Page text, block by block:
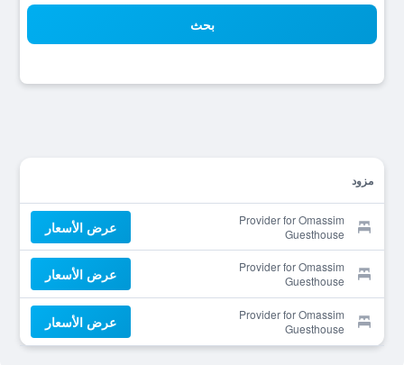
بحث
مزود
Provider for Omassim
Guesthouse
عرض الأسعار
Provider for Omassim
Guesthouse
عرض الأسعار
Provider for Omassim
Guesthouse
عرض الأسعار